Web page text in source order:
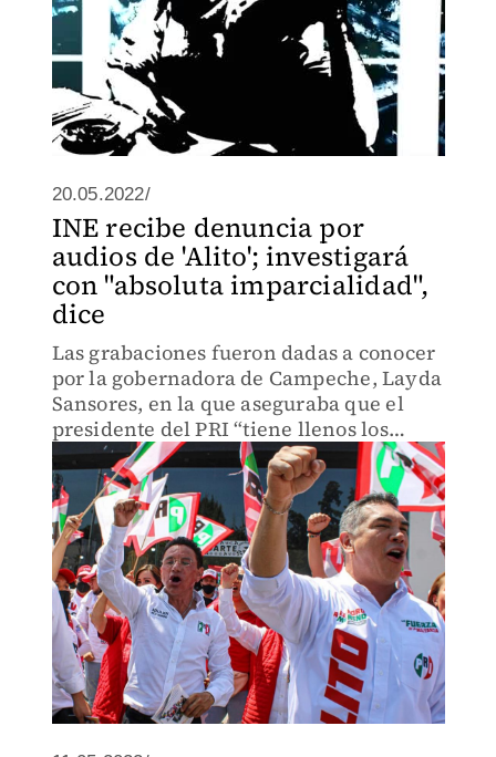
20.05.2022/
INE recibe denuncia por
audios de 'Alito'; investigará
con "absoluta imparcialidad",
dice
Las grabaciones fueron dadas a conocer
por la gobernadora de Campeche, Layda
Sansores, en la que aseguraba que el
presidente del PRI “tiene llenos los
bolsillos y aún así dice que el dinero es
muy poco”.